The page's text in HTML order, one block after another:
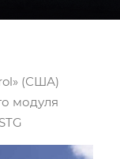
(США)
модуля